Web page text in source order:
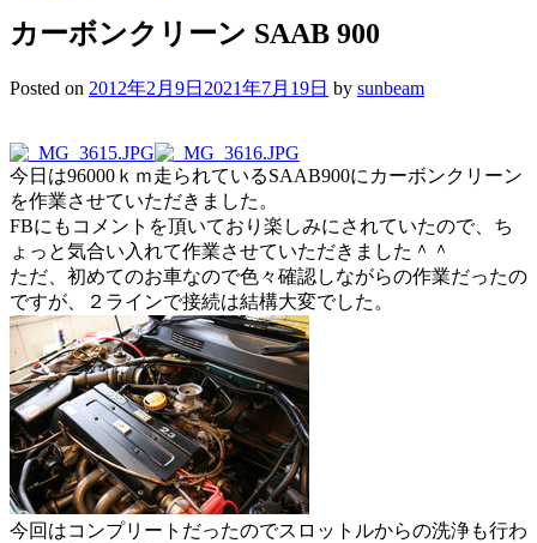
カーボンクリーン SAAB 900
Posted on 2012年2月9日 2021年7月19日 by sunbeam
今日は96000ｋｍ走られているSAAB900にカーボンクリーン
を作業させていただきました。
FBにもコメントを頂いており楽しみにされていたので、ち
ょっと気合い入れて作業させていただきました＾＾
ただ、初めてのお車なので色々確認しながらの作業だったの
ですが、２ラインで接続は結構大変でした。
今回はコンプリートだったのでスロットルからの洗浄も行わ